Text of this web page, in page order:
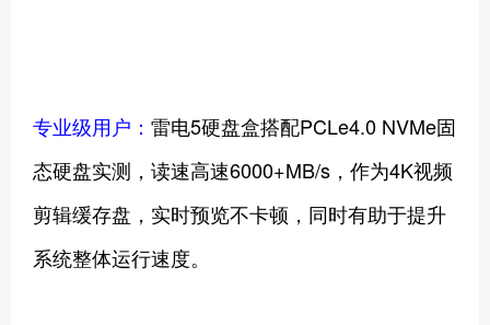
专业级用户： 雷电5硬盘盒搭配PCLe4.0 NVMe固
态硬盘实测，读速高速6000+MB/s，作为4K视频
剪辑缓存盘，实时预览不卡顿，同时有助于提升
系统整体运行速度。